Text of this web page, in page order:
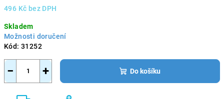
496 Kč bez DPH
cena:
Skladem
Možnosti doručení
Kód: 31252
+
− Do košíku